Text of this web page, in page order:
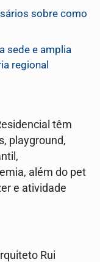
sobre como
sede e amplia
regional
têm
playground,
além do pet
e atividade
Rui